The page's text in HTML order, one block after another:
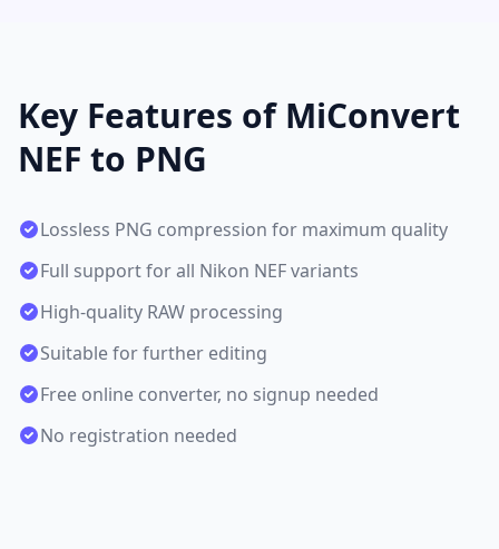
Key Features of MiConvert
NEF to PNG
Lossless PNG compression for maximum quality
Full support for all Nikon NEF variants
High-quality RAW processing
Suitable for further editing
Free online converter, no signup needed
No registration needed